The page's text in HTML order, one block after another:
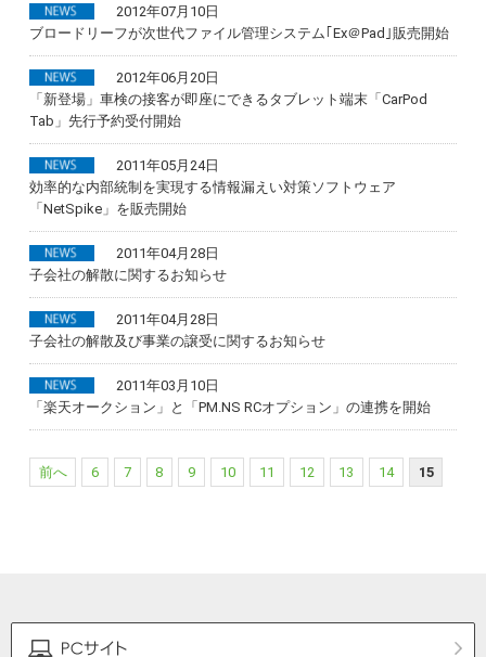
2012年07月10日
ブロードリーフが次世代ファイル管理システム｢Ex＠Pad｣販売開始
2012年06月20日
「新登場」車検の接客が即座にできるタブレット端末「CarPod
Tab」先行予約受付開始
2011年05月24日
効率的な内部統制を実現する情報漏えい対策ソフトウェア
「NetSpike」を販売開始
2011年04月28日
子会社の解散に関するお知らせ
2011年04月28日
子会社の解散及び事業の譲受に関するお知らせ
2011年03月10日
「楽天オークション」と「PM.NS RCオプション」の連携を開始
前へ 6 7 8 9 10 11 12 13 14 15